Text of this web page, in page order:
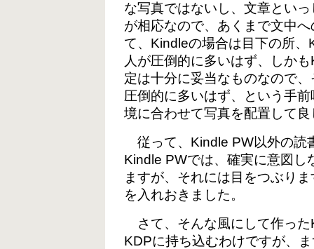
な写真ではないし、文章とい
が相応なので、あくまで文中
て、Kindleの場合は目下の所
人が圧倒的に多いはず、しか
定は十分に妥当なものなので
圧倒的に多いはず、という手
境に合わせて写真を配置して
従って、Kindle PW以外の読
Kindle PWでは、確実に意図し
ますが、それには目をつぶり
を入れおきました。
さて、そんな風にして作っ
KDPに持ち込むわけですが、